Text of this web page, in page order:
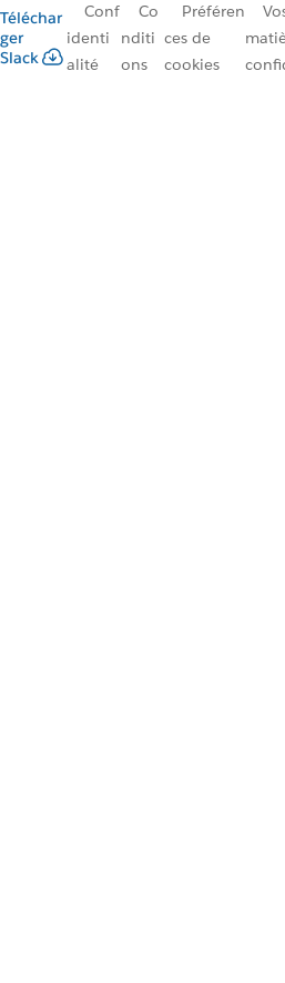
Téléchar
ger
Slack
Conf
identi
alité
Co
nditi
ons
Préféren
ces de
cookies